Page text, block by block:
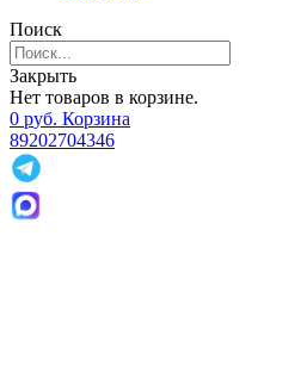
Поиск
Закрыть
Нет товаров в корзине.
0 руб. Корзина
89202704346